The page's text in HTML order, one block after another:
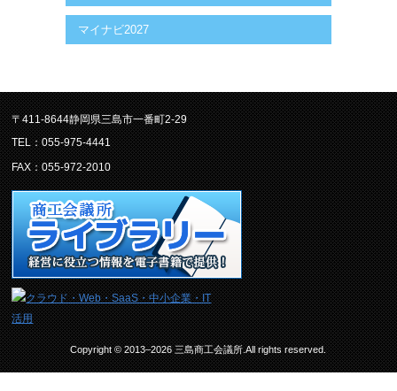
マイナビ2027
〒411-8644静岡県三島市一番町2-29
TEL：055-975-4441
FAX：055-972-2010
Copyright © 2013–2026 三島商工会議所.All rights reserved.